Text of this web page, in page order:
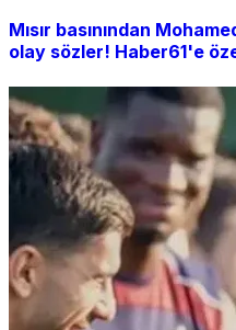
Mısır basınından
olay sözler! Haber61'e